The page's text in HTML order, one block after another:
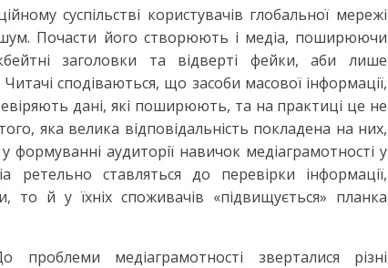
суспільстві користувачів глобальної мережі
Почасти його створюють і медіа, поширюючи
заголовки та відверті фейки, аби лише
Читачі сподіваються, що засоби масової інформації,
дані, які поширюють, та на практиці це не
яка велика відповідальність покладена на них,
аудиторії навичок медіаграмотності у
ретельно ставляться до перевірки інформації,
й у їхніх споживачів «підвищується» планка
медіаграмотності зверталися різні